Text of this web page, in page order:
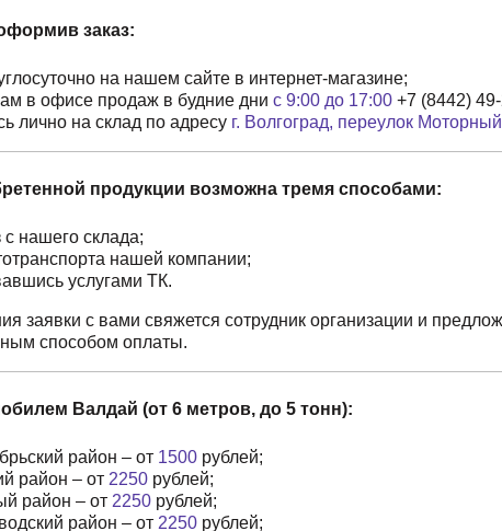
заказ:
на нашем сайте в интернет-магазине;
в офисе продаж в будние дни с 9:00 до 17:00 +7 (8442)
лично на склад по адресу г. Волгоград, переулок
продукции возможна тремя способами:
нашего склада;
нашей компании;
услугами ТК.
заявки с вами свяжется сотрудник организации и
способом оплаты.
Валдай (от 6 метров, до 5 тонн):
район – от 1500 рублей;
район – от 2250 рублей;
район – от 2250 рублей;
район – от 2250 рублей;